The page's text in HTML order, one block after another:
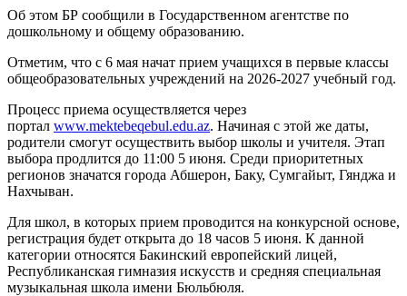
Об этом БР сообщили в Государственном агентстве по
дошкольному и общему образованию.
Отметим, что с 6 мая начат прием учащихся в первые классы
общеобразовательных учреждений на 2026-2027 учебный год.
Процесс приема осуществляется через
портал www.mektebeqebul.edu.az. Начиная с этой же даты,
родители смогут осуществить выбор школы и учителя. Этап
выбора продлится до 11:00 5 июня. Среди приоритетных
регионов значатся города Абшерон, Баку, Сумгайыт, Гянджа и
Нахчыван.
Для школ, в которых прием проводится на конкурсной основе,
регистрация будет открыта до 18 часов 5 июня. К данной
категории относятся Бакинский европейский лицей,
Республиканская гимназия искусств и средняя специальная
музыкальная школа имени Бюльбюля.